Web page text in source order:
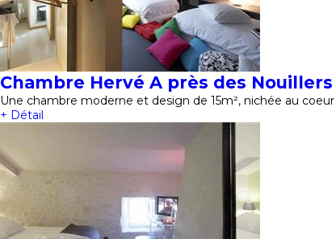
Chambre Hervé A près des Nouillers
Une chambre moderne et design de 15m², nichée au
+ Détail